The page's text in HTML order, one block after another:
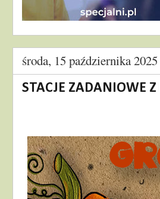
środa, 15 października 2025
STACJE ZADANIOWE